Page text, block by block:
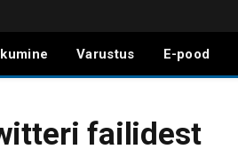
Varustus E-pood
failidest